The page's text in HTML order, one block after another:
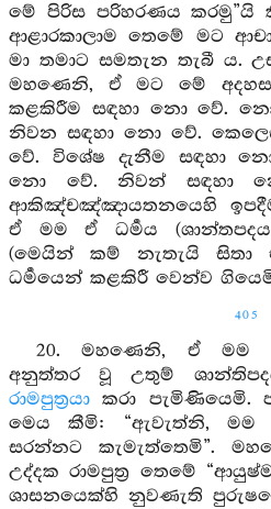
මේ පිරිස පරිහරණය කරමු”යි
ආළාරකාලාම තෙමේ මට
මා තමාට සමතැන තැබී ය.
මහණෙනි, ඒ මට මේ අදහස
කළකිරීම සඳහා නො වේ.
නිවන සඳහා නො වේ.
වේ. විශේෂ දැනීම සඳහා
නො වේ. නිවන් සඳහා
ආකිඤ්චඤ්ඤායතනයෙහි
ඒ මම ඒ ධර්‍මය
(මෙයින් කම් නැතැයි
ධර්‍මයෙන් කළකිරී වෙන්ව
405
20. මහණෙනි, ඒ මම
අනුත්තර වූ උතුම්
රාමපුත්‍රයා කරා පැමිණියෙමි.
මෙය කීමි: “ඇවැත්නි, මම
සරන්නට කැමැත්තෙමි”.
උද්දක රාමපුත්‍ර තෙමේ
ශාසනයෙක්හි නුවණැති